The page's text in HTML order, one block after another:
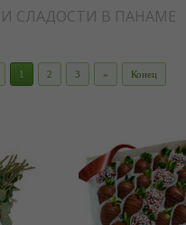
СЛАДОСТИ В ПАНАМЕ
1 2 3 » Конец